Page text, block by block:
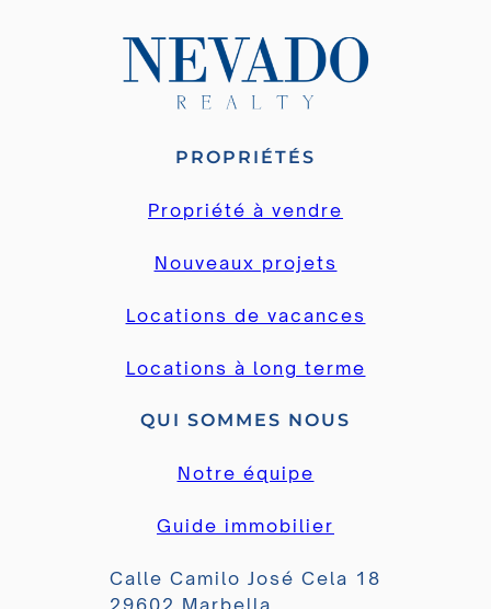
PROPRIÉTÉS
Propriété à vendre
Nouveaux projets
Locations de vacances
Locations à long terme
QUI SOMMES NOUS
Notre équipe
Guide immobilier
Calle Camilo José Cela 18
29602 Marbella